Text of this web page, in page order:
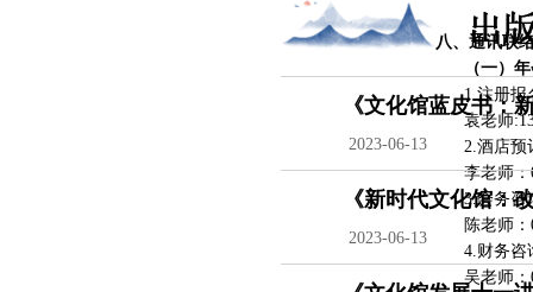
八、通讯联
（一）年
1.注册报名
袁老师
2.酒店预
李老师：
3.会务咨询
陈老师：
4.财务咨
吴老师：
《文化馆蓝皮书：
2023-06-13
《新时代文化馆
文获奖作品集》
2023-06-13